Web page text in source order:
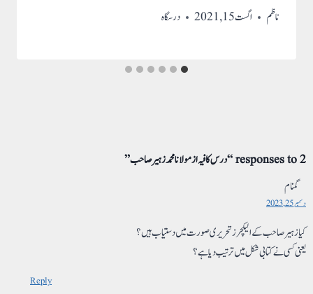
ناظم اگست 15, 2021 درسگاہ
2 responses to “درس کافیہ از مولانا محمد زہیر صاحب”
گمنام
دسمبر 25, 2023
کیا زہیر صاحب کے الیکچرز تحریری صورت میں دستیاب ہیں؟
یعنی کسی نے کتابی شکل میں ترتیب دیا ہے؟
Reply